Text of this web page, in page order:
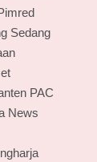
Sedang
PAC
News